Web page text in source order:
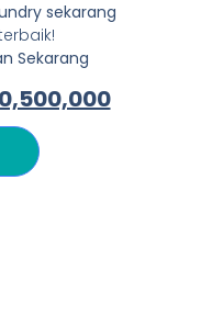
sekarang
Sekarang